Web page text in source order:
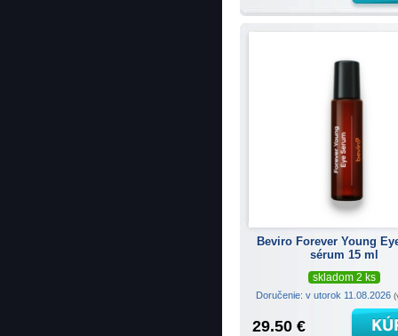
Beviro Forever Young
sérum 15 ml
skladom 2 ks
Doručenie: v utorok 11.08.2026
29.50 €